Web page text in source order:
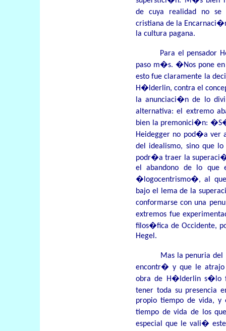
de cuya realidad no
cristiana de la
la cultura pagana.
Para el pensador
paso m�s. �Nos pone
esto fue claramente la
H�lderlin, contra el
la anunciaci�n de lo
alternativa: el extremo
bien la premonici�n:
Heidegger no pod�a ver
del idealismo, sino que
podr�a traer la
el abandono de lo que
�logocentrismo�, al
bajo el lema de la
conformarse con una
extremos fue
filos�fica de Occidente,
Hegel.
Mas la penuria
encontr� y que le
obra de H�lderlin s�lo
tener toda su presencia
propio tiempo de vida, y
tiempo de vida de los
especial que le vali�